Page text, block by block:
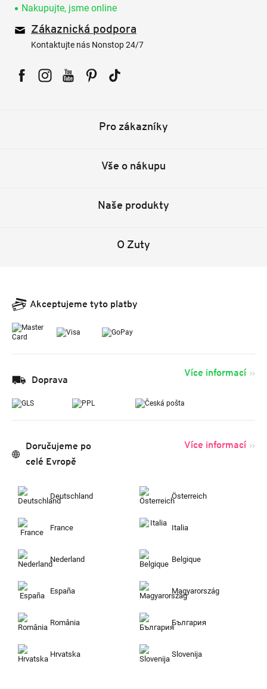
Nakupujte, jsme online
Zákaznická podpora
Kontaktujte nás Nonstop 24/7
Pro zákazníky
Vše o nákupu
Naše produkty
O Zuty
Akceptujeme tyto platby
Doprava
Více informací
Doručujeme po
celé Evropě
Více informací
Deutschland Österreich
France Italia
Nederland Belgique
España Magyarország
România България
Hrvatska Slovenija